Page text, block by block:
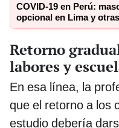
COVID-19 en Perú:
opcional en Lima y
Retorno
labores y
En esa línea, la
que el retorno a los
estudio debería